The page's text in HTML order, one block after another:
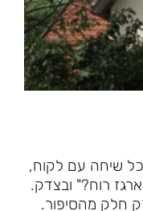
שיחה עם לקוח,
רוח?" ובצדק.
חלק מהסיפור.